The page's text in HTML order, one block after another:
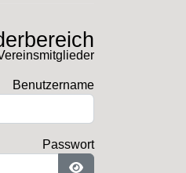
Benutzername
Passwort